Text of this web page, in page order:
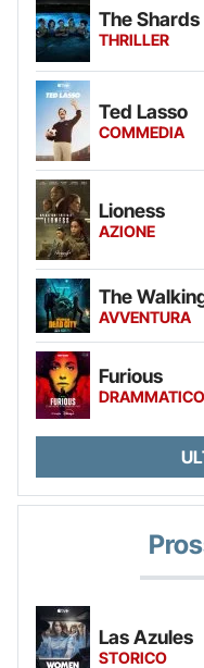
The Shards
THRILLER
Ted Lasso
COMMEDIA
Lioness
AZIONE
The
AVVENTURA
Furious
DRAMMATICO
Las Azules
STORICO